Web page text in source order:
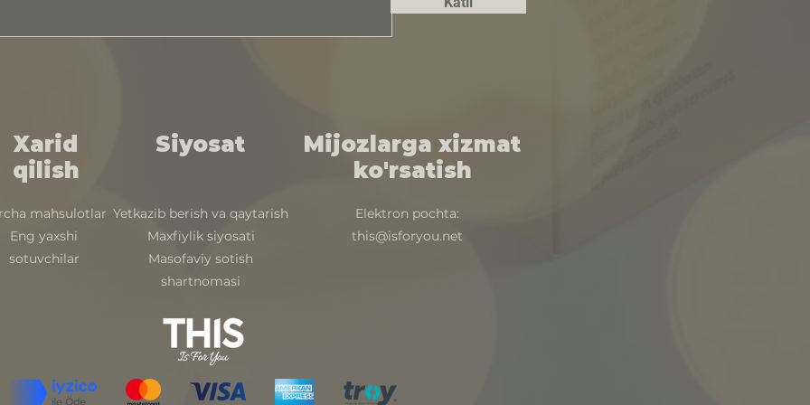
Siyosat
Xarid
qilish
mahsulotlar
Eng yaxshi
sotuvchilar
Yetkazib berish va qaytarish
Maxfiylik siyosati
Masofaviy sotish
shartnomasi
Mijozlarga xizmat
ko'rsatish
Elektron pochta:
this@isforyou.net